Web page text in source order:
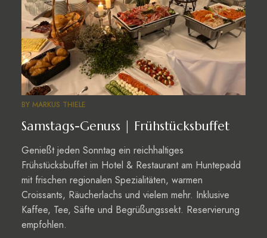
BY MARKUS THIELE
Samstags-Genuss | Frühstücksbuffet
Genießt jeden Sonntag ein reichhaltiges
Frühstücksbuffet im Hotel & Restaurant am Huntepadd
mit frischen regionalen Spezialitäten, warmen
Croissants, Räucherlachs und vielem mehr. Inklusive
Kaffee, Tee, Säfte und Begrüßungssekt. Reservierung
empfohlen.